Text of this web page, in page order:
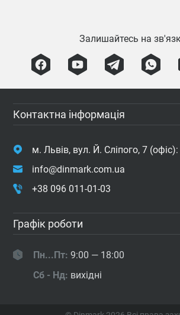
Залишайтесь на
Контактна інформація
м. Львів, вул. Й. Сліпого, 7 (офіс):
info@dinmark.com.ua
+38 096 011-01-03
Графік роботи
Пн...Пт: 9:00 — 18:00
Сб - Нд: вихідні